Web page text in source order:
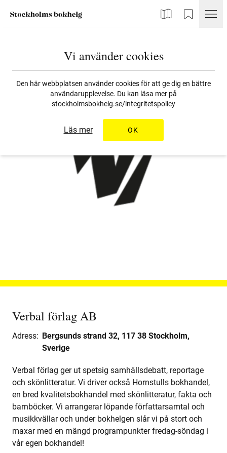
Karta Min Bokhelg
Verbal förlag AB
Adress: Bergsunds strand 32, 117 38 Stockholm,
Sverige
Verbal förlag ger ut spetsig samhällsdebatt, reportage
och skönlitteratur. Vi driver också Hornstulls bokhandel,
en bred kvalitetsbokhandel med skönlitteratur, fakta och
barnböcker. Vi arrangerar löpande författarsamtal och
musikkvällar och under bokhelgen slår vi på stort och
maxar med en mängd programpunkter fredag-söndag i
vår egen bokhandel!
Vi använder cookies
Den här webbplatsen använder cookies för att ge dig en bättre
användarupplevelse. Du kan läsa mer på
stockholmsbokhelg.se/integritetspolicy
Läs mer OK